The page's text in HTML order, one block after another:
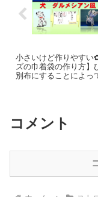
小さいけど作りやすい
ズの巾着袋の作り方】
別布にすることによっ
コメント